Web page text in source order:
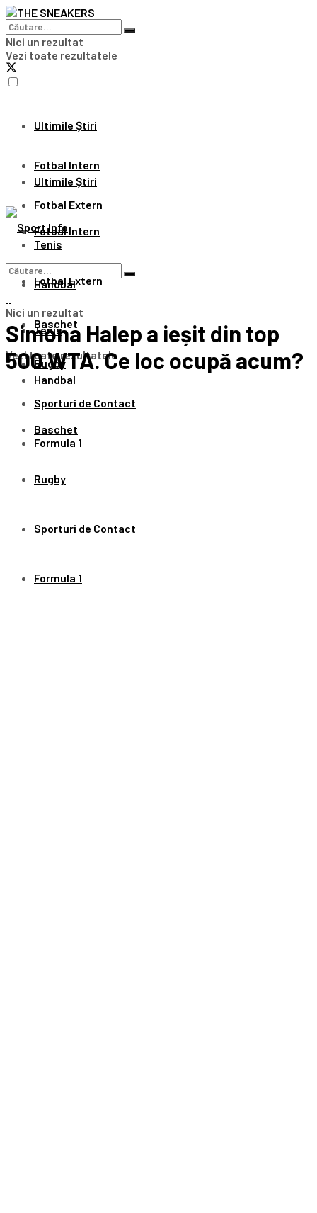
Nici un rezultat
Vezi toate rezultatele
Ultimile Știri
Fotbal Intern
Fotbal Extern
Tenis
Handbal
Baschet
Rugby
Sporturi de Contact
Formula 1
Ultimile Știri
Fotbal Intern
Fotbal Extern
Tenis
Handbal
Baschet
Rugby
Sporturi de Contact
Formula 1
Nici un rezultat
Vezi toate rezultatele
Simona Halep a ieșit din top
500 WTA. Ce loc ocupă acum?